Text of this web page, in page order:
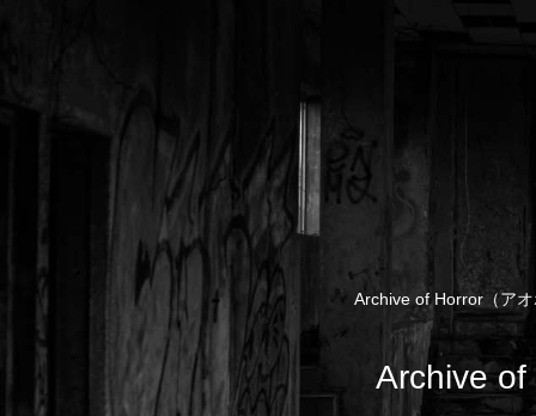
Archive of Horror（ア
Archive